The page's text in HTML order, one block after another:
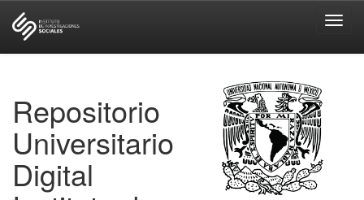
Repositorio
Universitario
Digital